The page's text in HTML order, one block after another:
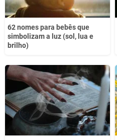
62 nomes para bebês que
simbolizam a luz (sol, lua e
brilho)